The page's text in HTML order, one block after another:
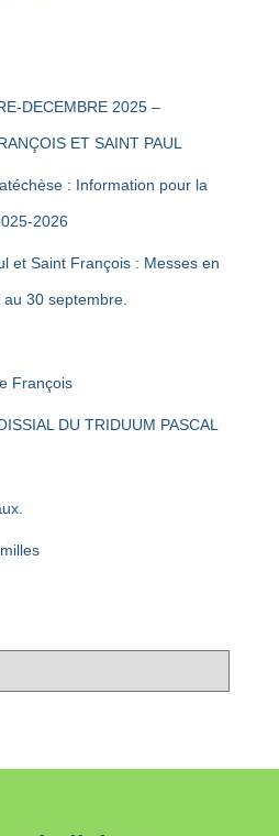
DECEMBRE 2025 –
ET SAINT PAUL
: Information pour la
2026
et Saint François : Messes en
30 septembre.
François
DU TRIDUUM PASCAL